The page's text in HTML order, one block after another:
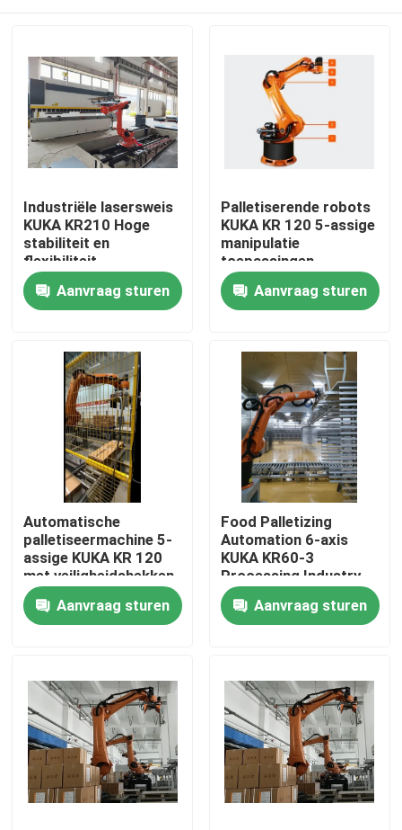
Thuis
Producten
Video's
VR-show
Over ons
Fabriekstocht
Neem contact met ons op
Nieuws
Industriële lasersweis
KUKA KR210 Hoge
stabiliteit en
flexibiliteit
Aanvraag sturen
Palletiserende robots
KUKA KR 120 5-assige
manipulatie
toepassingen
Aanvraag sturen
Automatische
palletiseermachine 5-
assige KUKA KR 120
met veiligheidshekken
voor robots
Aanvraag sturen
Food Palletizing
Automation 6-axis
KUKA KR60-3
Processing Industry
Aanvraag sturen